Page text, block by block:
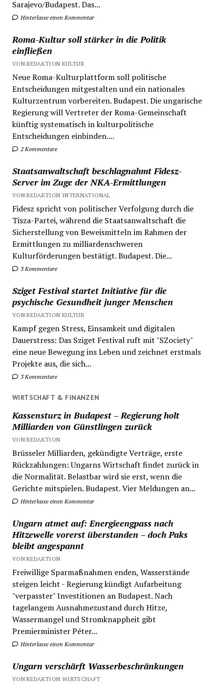
Sarajevo/Budapest. Das...
Hinterlasse einen Kommentar
Roma-Kultur soll stärker in die Politik
einfließen
VON REDAKTION KULTUR
Neue Roma-Kulturplattform soll politische
Entscheidungen mitgestalten und ein nationales
Kulturzentrum vorbereiten. Budapest. Die ungarische
Regierung will Vertreter der Roma-Gemeinschaft
künftig systematisch in kulturpolitische
Entscheidungen einbinden....
2 Kommentare
Staatsanwaltschaft beschlagnahmt Fidesz-
Server im Zuge der NKA-Ermittlungen
VON REDAKTION INTERNATIONAL
Fidesz spricht von politischer Verfolgung durch die
Tisza-Partei, während die Staatsanwaltschaft die
Sicherstellung von Beweismitteln im Rahmen der
Ermittlungen zu milliardenschweren
Kulturförderungen bestätigt. Budapest. Die...
3 Kommentare
Sziget Festival startet Initiative für die
psychische Gesundheit junger Menschen
VON REDAKTION KULTUR
Kampf gegen Stress, Einsamkeit und digitalen
Dauerstress: Das Sziget Festival ruft mit "SZociety"
eine neue Bewegung ins Leben und zeichnet erstmals
Projekte aus, die sich...
3 Kommentare
WIRTSCHAFT & FINANZEN
Kassensturz in Budapest – Regierung holt
Milliarden von Günstlingen zurück
VON REDAKTION
Brüsseler Milliarden, gekündigte Verträge, erste
Rückzahlungen: Ungarns Wirtschaft findet zurück in
die Normalität. Belastbar wird sie erst, wenn die
Gerichte mitspielen. Budapest. Vier Meldungen an...
Hinterlasse einen Kommentar
Ungarn atmet auf: Energieengpass nach
Hitzewelle vorerst überstanden – doch Paks
bleibt angespannt
VON REDAKTION
Freiwillige Sparmaßnahmen enden, Wasserstände
steigen leicht - Regierung kündigt Aufarbeitung
"verpasster" Investitionen an Budapest. Nach
tagelangem Ausnahmezustand durch Hitze,
Wassermangel und Stromknappheit gibt
Premierminister Péter...
Hinterlasse einen Kommentar
Ungarn verschärft Wasserbeschränkungen
VON REDAKTION WIRTSCHAFT